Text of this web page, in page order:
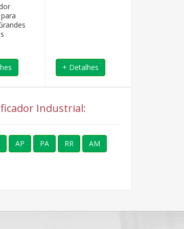
+ Detalhes
Industrial:
AP PA RR AM